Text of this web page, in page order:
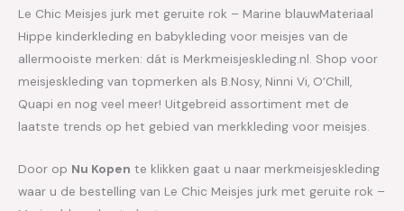
Le Chic Meisjes jurk met geruite rok – Marine blauwMateriaal
Hippe kinderkleding en babykleding voor meisjes van de
allermooiste merken: dát is Merkmeisjeskleding.nl. Shop voor
meisjeskleding van topmerken als B.Nosy, Ninni Vi, O’Chill,
Quapi en nog veel meer! Uitgebreid assortiment met de
laatste trends op het gebied van merkkleding voor meisjes.
Door op Nu Kopen te klikken gaat u naar merkmeisjeskleding
waar u de bestelling van Le Chic Meisjes jurk met geruite rok –